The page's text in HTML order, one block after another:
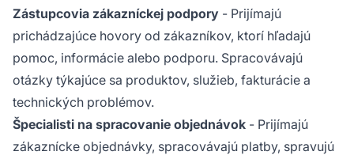
Zástupcovia zákazníckej podpory - Prijímajú
prichádzajúce hovory od zákazníkov, ktorí hľadajú
pomoc, informácie alebo podporu. Spracovávajú
otázky týkajúce sa produktov, služieb, fakturácie a
technických problémov.
Špecialisti na spracovanie objednávok - Prijímajú
zákaznícke objednávky, spracovávajú platby, spravujú